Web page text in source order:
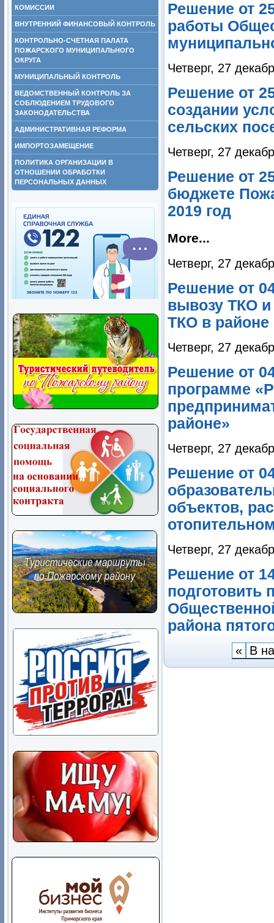
КОМИССИИ
ВНУТРЕННИЙ ФИНАНСОВЫЙ КОНТРОЛЬ
КОНТРОЛЬНО-СЧЕТНАЯ ПАЛАТА
ПОЖАРСКОГО МУНИЦИПАЛЬНОГО
ОКРУГА
МУНИЦИПАЛЬНЫЙ КОНТРОЛЬ
ВЕДОМСТВЕННЫЙ КОНТРОЛЬ ЗА
СОБЛЮДЕНИЕМ ТРУДОВОГО
ЗАКОНОДАТЕЛЬСТВА
АДМИНИСТРАТИВНАЯ РЕФОРМА
ИМПОРТОЗАМЕЩЕНИЕ
ПОЛИТИКА ОРГАНИЗАЦИИ В
ОТНОШЕНИИ ОБРАБОТКИ
ПЕРСОНАЛЬНЫХ ДАННЫХ
Решение от
работы
Четверг, 27
Решение от
создании
сельских
Четверг, 27
Решение от
бюджете
2019 год
More...
Четверг, 27
Решение от
вывозу ТКО и
ТКО в районе
Четверг, 27
Решение от
программе
районе»
Четверг, 27
Решение от
объектов,
Четверг, 27
Решение от
подготовить
района
« В